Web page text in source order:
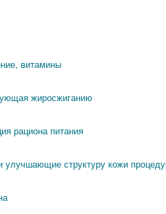
витамины
жиросжиганию
рациона питания
улучшающие структуру кожи